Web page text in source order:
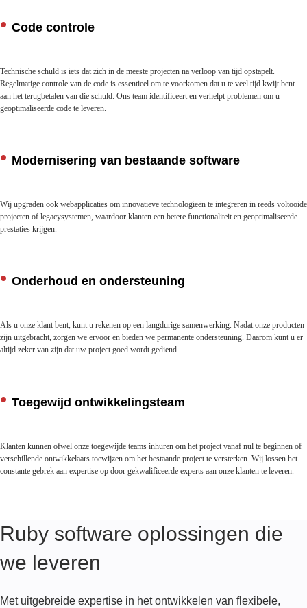
Code controle
Technische schuld is iets dat zich in de meeste projecten na verloop van tijd opstapelt.
Regelmatige controle van de code is essentieel om te voorkomen dat u te veel tijd kwijt bent
aan het terugbetalen van die schuld. Ons team identificeert en verhelpt problemen om u
geoptimaliseerde code te leveren.
Modernisering van bestaande software
Wij upgraden ook webapplicaties om innovatieve technologieën te integreren in reeds voltooide
projecten of legacysystemen, waardoor klanten een betere functionaliteit en geoptimaliseerde
prestaties krijgen.
Onderhoud en ondersteuning
Als u onze klant bent, kunt u rekenen op een langdurige samenwerking. Nadat onze producten
zijn uitgebracht, zorgen we ervoor en bieden we permanente ondersteuning. Daarom kunt u er
altijd zeker van zijn dat uw project goed wordt gediend.
Toegewijd ontwikkelingsteam
Klanten kunnen ofwel onze toegewijde teams inhuren om het project vanaf nul te beginnen of
verschillende ontwikkelaars toewijzen om het bestaande project te versterken. Wij lossen het
constante gebrek aan expertise op door gekwalificeerde experts aan onze klanten te leveren.
Ruby software oplossingen die
we leveren
Met uitgebreide expertise in het ontwikkelen van flexibele,